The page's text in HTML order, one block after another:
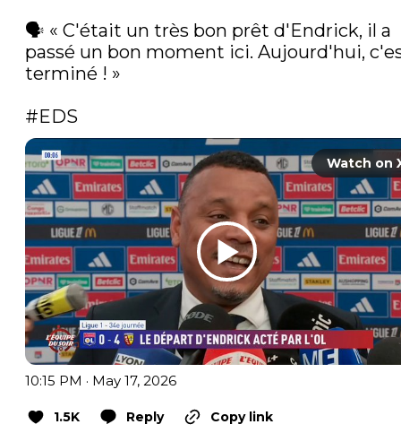
🗣️ « C'était un très bon prêt d'Endrick, il a
passé un bon moment ici. Aujourd'hui,
terminé ! »
#EDS
Watch on
10:15 PM · May 17, 2026
1.5K Reply
Copy link